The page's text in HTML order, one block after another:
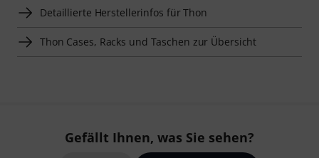
Detaillierte Herstellerinfos für Thon
Thon Cases, Racks und Taschen zur Übersicht
Gefällt Ihnen, was Sie sehen?